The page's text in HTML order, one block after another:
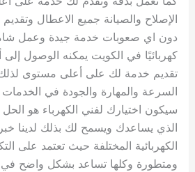
الإصلاح والصيانة جميع الاعطال
دون اي صعوبات خدمة جيدة وعمل
كهربائيًا في الكويت يمكنه الوصول
تقديم خدمة لك على أعلى مستوى
السرعة والمهارة والجودة في
سيكون اختيارك لفني الكهرباء هو الحل
الذي يساعدك ويسمح لك بذلك لدينا
الكهربائية المختلفة حيث تعتمد على
ومتطورة وكلها تساعد بشكل واضح